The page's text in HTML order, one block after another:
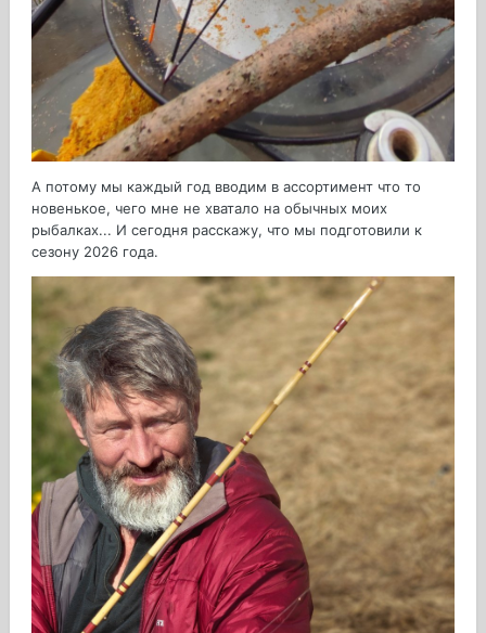
А потому мы каждый год вводим в ассортимент что то
новенькое, чего мне не хватало на обычных моих
рыбалках... И сегодня расскажу, что мы подготовили к
сезону 2026 года.